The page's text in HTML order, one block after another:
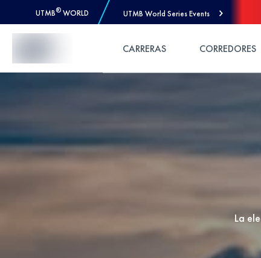
UTMB® WORLD UTMB World Series Events
CARRERAS CORREDORES
La